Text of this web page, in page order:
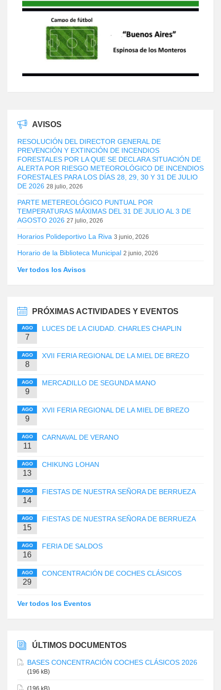
AVISOS
RESOLUCIÓN DEL DIRECTOR GENERAL DE
PREVENCIÓN Y EXTINCIÓN DE INCENDIOS
FORESTALES POR LA QUE SE DECLARA SITUACIÓN DE
ALERTA POR RIESGO METEOROLÓGICO DE INCENDIOS
FORESTALES PARA LOS DÍAS 28, 29, 30 Y 31 DE JULIO
DE 2026 28 julio, 2026
PARTE METEREOLÓGICO PUNTUAL POR
TEMPERATURAS MÁXIMAS DEL 31 DE JULIO AL 3 DE
AGOSTO 2026 27 julio, 2026
Horarios Polideportivo La Riva 3 junio, 2026
Horario de la Biblioteca Municipal 2 junio, 2026
Ver todos los Avisos
PRÓXIMAS ACTIVIDADES Y EVENTOS
AGO
7
LUCES DE LA CIUDAD. CHARLES CHAPLIN
AGO
8
XVII FERIA REGIONAL DE LA MIEL DE BREZO
AGO
9
MERCADILLO DE SEGUNDA MANO
AGO
9
XVII FERIA REGIONAL DE LA MIEL DE BREZO
AGO
11
CARNAVAL DE VERANO
AGO
13
CHIKUNG LOHAN
AGO
14
FIESTAS DE NUESTRA SEÑORA DE BERRUEZA
AGO
15
FIESTAS DE NUESTRA SEÑORA DE BERRUEZA
AGO
16
FERIA DE SALDOS
AGO
29
CONCENTRACIÓN DE COCHES CLÁSICOS
Ver todos los Eventos
ÚLTIMOS DOCUMENTOS
BASES CONCENTRACIÓN COCHES CLÁSICOS 2026
(196 kB)
(196 kB)